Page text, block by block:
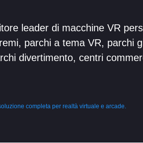
leader di macchine VR
parchi a tema VR, parchi
divertimento, centri